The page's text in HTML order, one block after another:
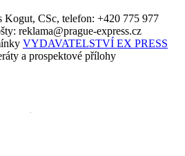
CSc, telefon: +420 775 977
reklama@prague-express.cz
VYDAVATELSTVÍ EX PRESS
a prospektové přílohy